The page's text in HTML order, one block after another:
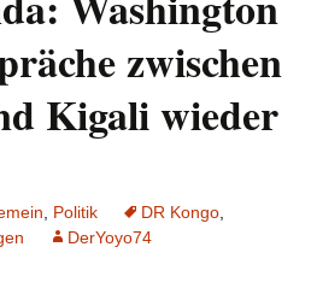
zwischen
Kigali wieder
Politik DR Kongo
DerYoyo74